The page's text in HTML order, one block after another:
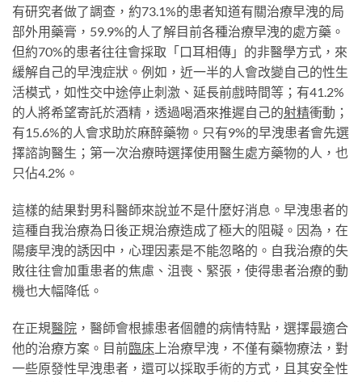
有研究者做了調查，約73.1%的患者知道有關治療早洩的局
部外用藥膏，59.9%的人了解目前各種治療早洩的處方藥。
但約70%的患者往往會採取「口耳相傳」的非醫學方式，來
緩解自己的早洩症狀。例如，近一半的人會改變自己的性生
活模式，如性交中途停止刺激、延長前戲時間等；有41.2%
的人將希望寄託於酒精，透過喝酒來推遲自己的射精衝動；
有15.6%的人會求助於麻醉藥物。只有9%的早洩患者會先選
擇諮詢醫生；第一次治療時選擇使用醫生處方藥物的人，也
只佔4.2%。
這樣的結果對男科醫師來說並不是什麼好消息。早洩患者的
這種自我治療為日後正規治療造成了極大的阻礙。因為，在
陽痿早洩的誘因中，心理因素是不能忽略的。自我治療的失
敗往往會加重患者的焦慮、沮喪、緊張，使得患者治療的動
機也大幅降低。
在正規醫院 ，醫師會根據患者個體的病情特點，選擇最適合
他的治療方案。目前臨床 上治療早洩，不僅有藥物療法，對
一些原發性早洩患者，還可以採取手術的方式，且其安全性